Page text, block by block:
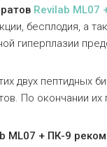
Revilab ML07
бесплодия, а
гиперплазии
двух пептидных
По окончании
ML07 + ПК-9